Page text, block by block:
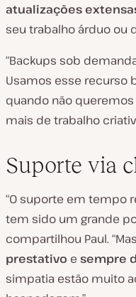
atualizações
seu trabalho árduo ou
“Backups sob
Usamos esse recurso
quando não
mais de trabalho
Suporte via
“O suporte em tempo
tem sido um grande
compartilhou Paul.
prestativo e sempre
simpatia estão muito